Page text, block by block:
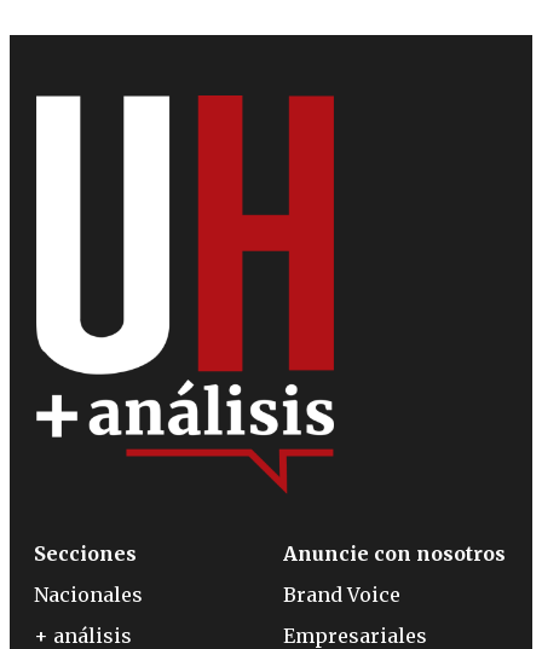
Secciones
Nacionales
+ análisis
Anuncie con nosotros
Brand Voice
Empresariales